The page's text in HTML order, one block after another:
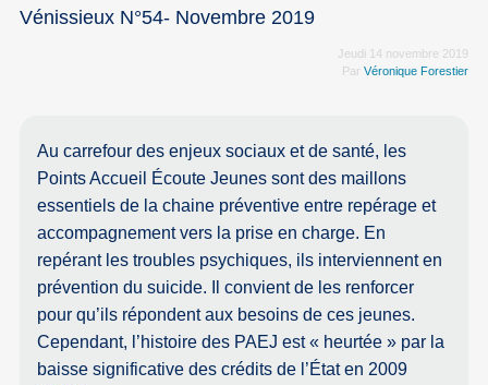
Vénissieux N°54- Novembre 2019
Jeudi 14 novembre 2019
Par Véronique Forestier
Au carrefour des enjeux sociaux et de santé, les
Points Accueil Écoute Jeunes sont des maillons
essentiels de la chaine préventive entre repérage et
accompagnement vers la prise en charge. En
repérant les troubles psychiques, ils interviennent en
prévention du suicide. Il convient de les renforcer
pour qu’ils répondent aux besoins de ces jeunes.
Cependant, l’histoire des PAEJ est « heurtée » par la
baisse significative des crédits de l’État en 2009